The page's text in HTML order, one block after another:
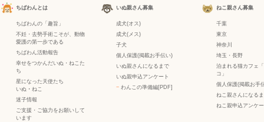
ちばわんとは
ちばわんの「趣旨」
不妊・去勢手術こそが、動物
愛護の第一歩である
ちばわん活動報告
幸せをつかんだいぬ・ねこた
ち
星になった天使たち
いぬ ・ ねこ
迷子情報
ご支援・ご協力をお願いして
います
いぬ親さん募集
成犬(オス)
成犬(メス)
子犬
個人保護(掲載お手伝い)
いぬ親さんになるまで
いぬ親申込アンケート
− わんこの準備編[PDF]
ねこ親さん募集
千葉
東京
神奈川
埼玉・長野
泊まれる猫カフェ
コ」
個人保護(掲載お手
ねこ親さんになる
ねこ親申込アンケ